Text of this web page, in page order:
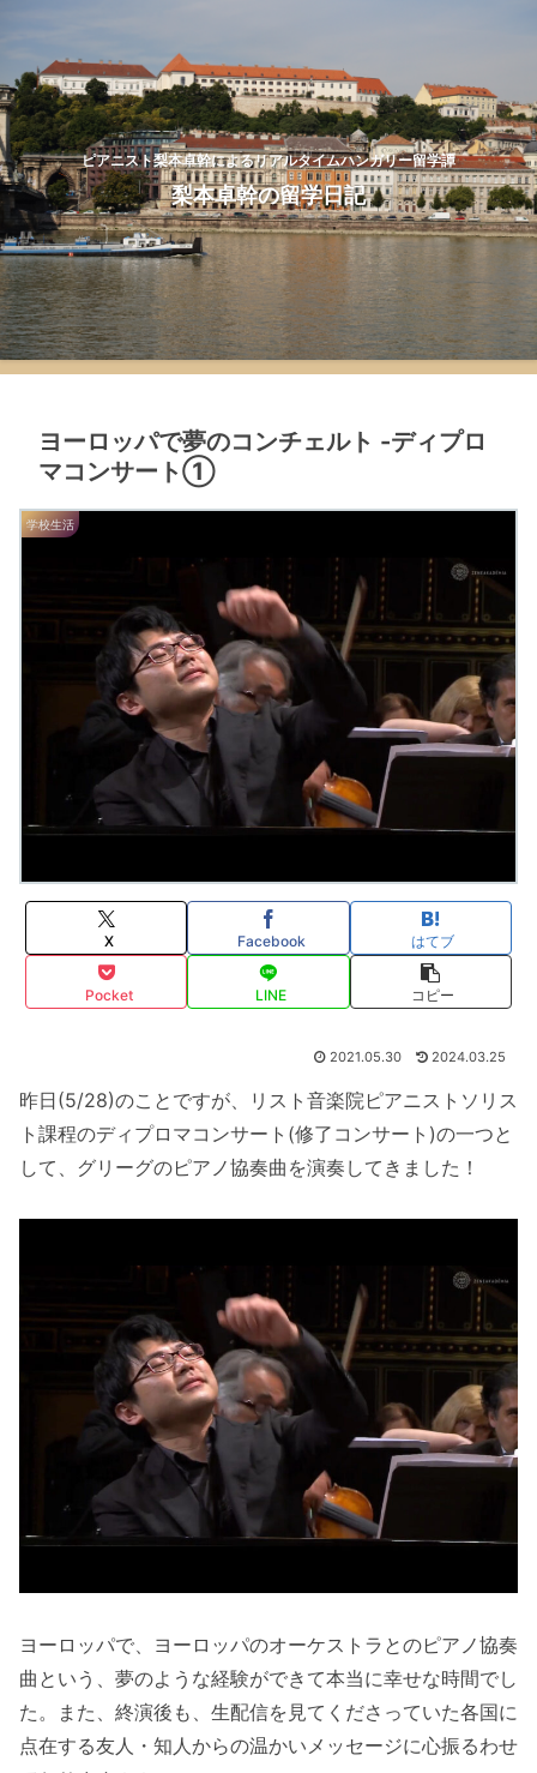
ピアニスト梨本卓幹によるリアルタイムハンガリー留学譚
梨本卓幹の留学日記
ヨーロッパで夢のコンチェルト -ディプロ
マコンサート①
学校生活
X Facebook はてブ
Pocket LINE コピー
2021.05.30 2024.03.25
昨日(5/28)のことですが、リスト音楽院ピアニストソリス
ト課程のディプロマコンサート(修了コンサート)の一つと
して、グリーグのピアノ協奏曲を演奏してきました！
ヨーロッパで、ヨーロッパのオーケストラとのピアノ協奏
曲という、夢のような経験ができて本当に幸せな時間でし
た。また、終演後も、生配信を見てくださっていた各国に
点在する友人・知人からの温かいメッセージに心振るわせ